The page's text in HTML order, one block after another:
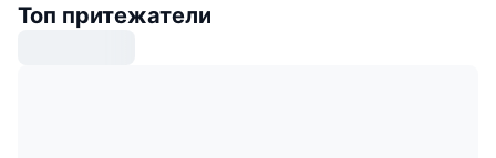
Топ притежатели